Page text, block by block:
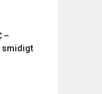
–
smidigt